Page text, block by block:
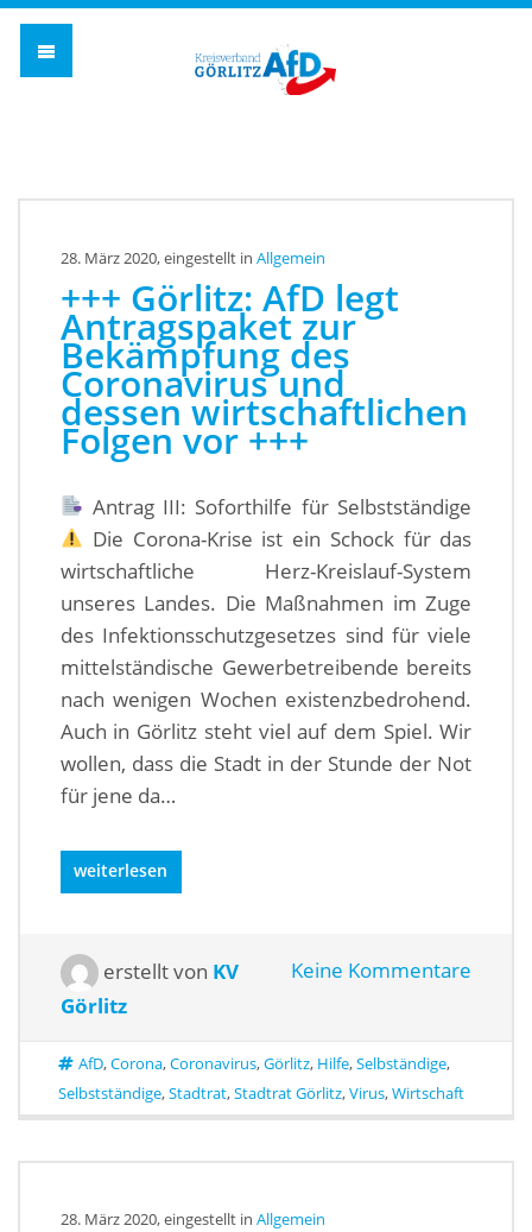
28. März 2020, eingestellt in Allgemein
+++ Görlitz: AfD legt
Antragspaket zur
Bekämpfung des
Coronavirus und
dessen wirtschaftlichen
Folgen vor +++
Antrag III: Soforthilfe für Selbstständige
Die Corona-Krise ist ein Schock für das
wirtschaftliche Herz-Kreislauf-System
unseres Landes. Die Maßnahmen im Zuge
des Infektionsschutzgesetzes sind für viele
mittelständische Gewerbetreibende bereits
nach wenigen Wochen existenzbedrohend.
Auch in Görlitz steht viel auf dem Spiel. Wir
wollen, dass die Stadt in der Stunde der Not
für jene da…
weiterlesen
erstellt von KV
Görlitz
Keine Kommentare
AfD,Corona,Coronavirus,Görlitz, Hilfe,Selbständige,
Selbstständige,Stadtrat,Stadtrat Görlitz,Virus,Wirtschaft
28. März 2020, eingestellt in Allgemein